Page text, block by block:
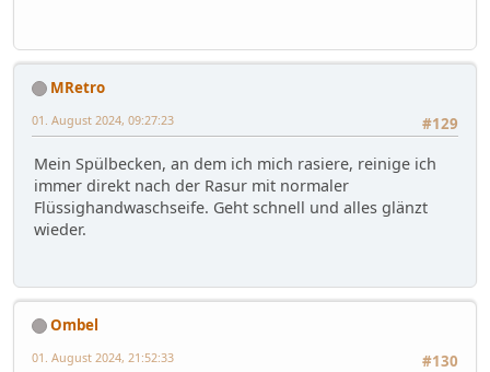
MRetro
#129
01. August 2024, 09:27:23
Mein Spülbecken, an dem ich mich rasiere, reinige ich
immer direkt nach der Rasur mit normaler
Flüssighandwaschseife. Geht schnell und alles glänzt
wieder.
Ombel
#130
01. August 2024, 21:52:33